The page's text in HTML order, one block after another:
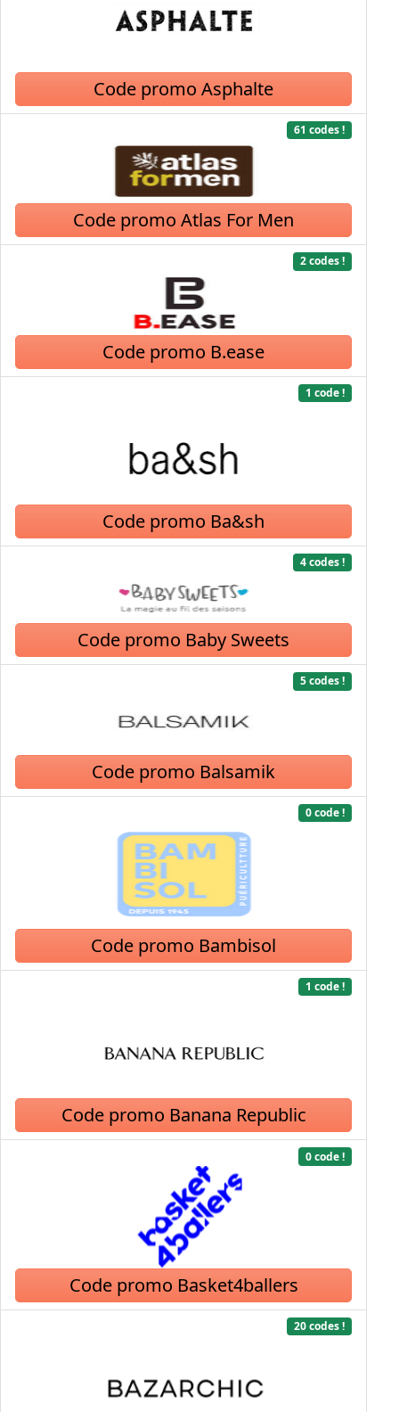
Code promo Asphalte
61 codes !
Code promo Atlas For Men
2 codes !
Code promo B.ease
1 code !
Code promo Ba&sh
4 codes !
Code promo Baby Sweets
5 codes !
Code promo Balsamik
0 code !
Code promo Bambisol
1 code !
Code promo Banana Republic
0 code !
Code promo Basket4ballers
20 codes !